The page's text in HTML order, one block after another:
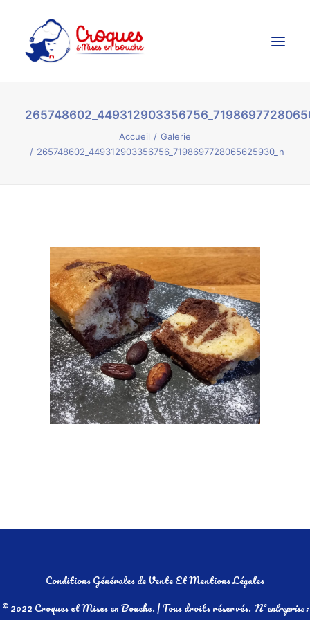
Accueil
Ateliers Culinaires
Galerie
Contact
Accueil
Galerie
265748602_449312903356756_7198697728065625930_n
Conditions Générales de Vente Et Mentions Légales
© 2022 Croques et Mises en Bouche. | Tous droits réservés. N° entreprise :